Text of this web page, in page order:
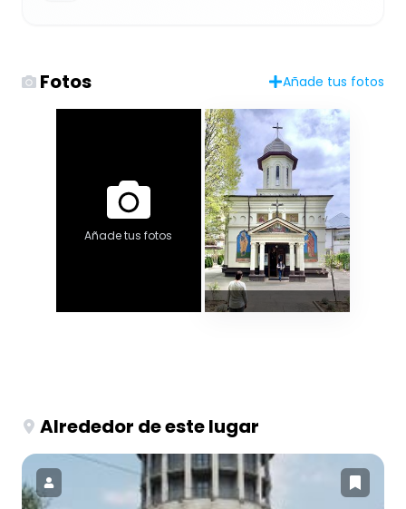
Fotos Añade tus fotos
Añade tus fotos
Alrededor de este lugar